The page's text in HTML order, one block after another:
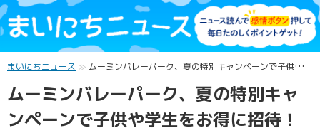
まいにちニュース ムーミンバレーパーク、夏の特別キャンペーンで子供や学生をお得に招待！
ムーミンバレーパーク、夏の特別キャ
ンペーンで子供や学生をお得に招待！